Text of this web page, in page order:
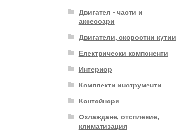
Двигател - части и
аксесоари
Двигатели, скоростни кутии
Електрически компоненти
Интериор
Комплекти инструменти
Контейнери
Охлаждане, отопление,
климатизация